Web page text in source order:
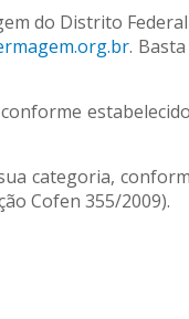
do Distrito
.
categoria,
Cofen 355/2009).